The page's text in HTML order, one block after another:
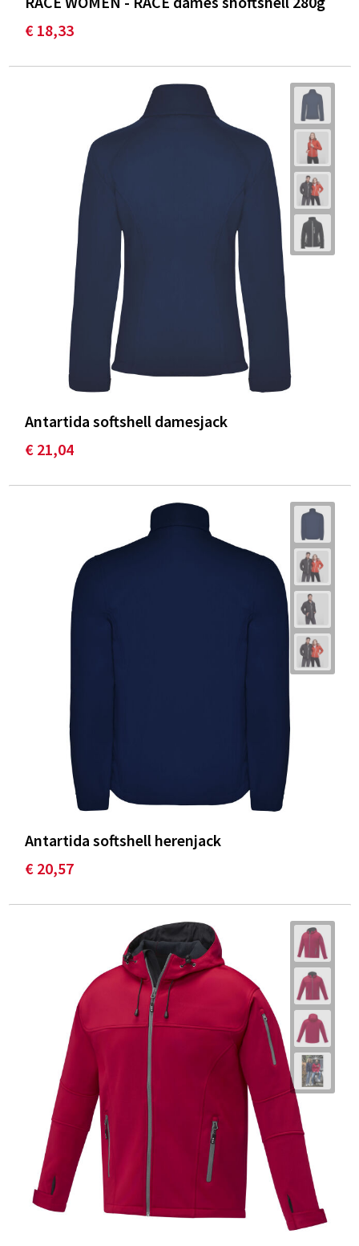
€ 18,33
Antartida softshell damesjack
€ 21,04
Antartida softshell herenjack
€ 20,57